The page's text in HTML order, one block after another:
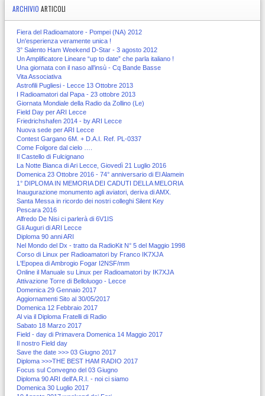
ARCHIVIO ARTICOLI
Fiera del Radioamatore - Pompei (NA) 2012
Un'esperienza veramente unica !
3° Salento Ham Weekend D-Star - 3 agosto 2012
Un Amplificatore Lineare “up to date” che parla italiano !
Una giornata con il naso all’insù - Cq Bande Basse
Vita Associativa
Astrofili Pugliesi - Lecce 13 Ottobre 2013
I Radioamatori dal Papa - 23 ottobre 2013
Giornata Mondiale della Radio da Zollino (Le)
Field Day per ARI Lecce
Friedrichshafen 2014 - by ARI Lecce
Nuova sede per ARI Lecce
Contest Gargano 6M. + D.A.I. Ref. PL-0337
Come Folgore dal cielo ….
Il Castello di Fulcignano
La Notte Bianca di Ari Lecce, Giovedì 21 Luglio 2016
Domenica 23 Ottobre 2016 - 74° anniversario di El Alamein
1° DIPLOMA IN MEMORIA DEI CADUTI DELLA MELORIA
Inaugurazione monumento agli aviatori, deriva di AMX.
Santa Messa in ricordo dei nostri colleghi Silent Key
Pescara 2016
Alfredo De Nisi ci parlerà di 6V1IS
Gli Auguri di ARI Lecce
Diploma 90 anni ARI
Nel Mondo del Dx - tratto da RadioKit N° 5 del Maggio 1998
Corso di Linux per Radioamatori by Franco IK7XJA
L'Epopea di Ambrogio Fogar I2NSF/mm
Online il Manuale su Linux per Radioamatori by IK7XJA
Attivazione Torre di Belloluogo - Lecce
Domenica 29 Gennaio 2017
Aggiornamenti Sito al 30/05/2017
Domenica 12 Febbraio 2017
Al via il Diploma Fratelli di Radio
Sabato 18 Marzo 2017
Field - day di Primavera Domenica 14 Maggio 2017
Il nostro Field day
Save the date >>> 03 Giugno 2017
Diploma >>>THE BEST HAM RADIO 2017
Focus sul Convegno del 03 Giugno
Diploma 90 ARI dell'A.R.I. - noi ci siamo
Domenica 30 Luglio 2017